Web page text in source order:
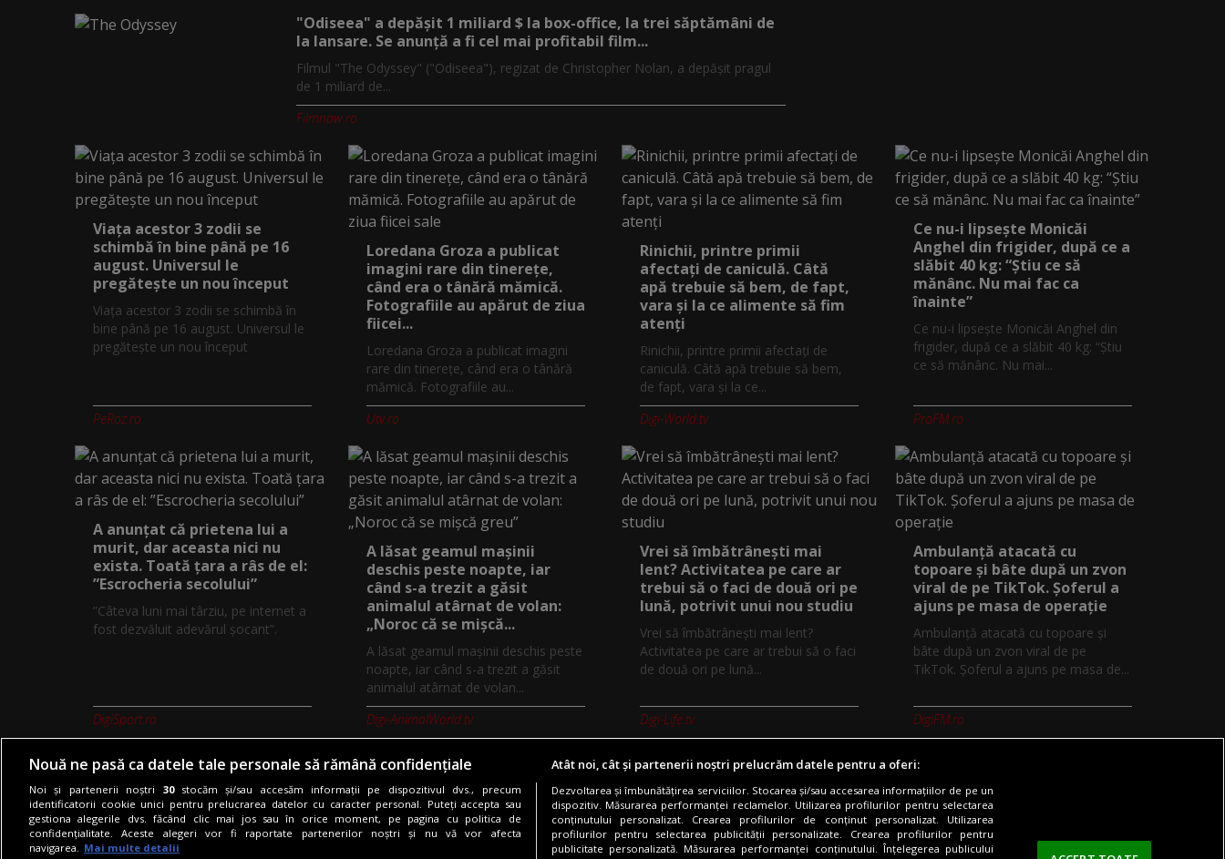
"Odiseea" a depășit 1 miliard $ la box-office, la trei săptămâni de
la lansare. Se anunță a fi cel mai profitabil film...
Filmul "The Odyssey" ("Odiseea"), regizat de Christopher Nolan, a depăşit pragul
de 1 miliard de...
Filmnow.ro
Viața acestor 3 zodii se
schimbă în bine până pe 16
august. Universul le
pregătește un nou început
Viața acestor 3 zodii se schimbă în
bine până pe 16 august. Universul le
pregătește un nou început
PeRoz.ro
Loredana Groza a publicat
imagini rare din tinerețe,
când era o tânără mămică.
Fotografiile au apărut de ziua
fiicei...
Loredana Groza a publicat imagini
rare din tinerețe, când era o tânără
mămică. Fotografiile au...
Utv.ro
Rinichii, printre primii
afectați de caniculă. Câtă
apă trebuie să bem, de fapt,
vara și la ce alimente să fim
atenți
Rinichii, printre primii afectați de
caniculă. Câtă apă trebuie să bem,
de fapt, vara și la ce...
Digi-World.tv
Ce nu-i lipsește Monicăi
Anghel din frigider, după ce a
slăbit 40 kg: “Știu ce să
mănânc. Nu mai fac ca
înainte”
Ce nu-i lipsește Monicăi Anghel din
frigider, după ce a slăbit 40 kg: “Știu
ce să mănânc. Nu mai...
ProFM.ro
A anunțat că prietena lui a
murit, dar aceasta nici nu
exista. Toată țara a râs de el:
”Escrocheria secolului”
”Câteva luni mai târziu, pe internet a
fost dezvăluit adevărul șocant”.
DigiSport.ro
A lăsat geamul mașinii
deschis peste noapte, iar
când s-a trezit a găsit
animalul atârnat de volan:
„Noroc că se mișcă...
A lăsat geamul mașinii deschis peste
noapte, iar când s-a trezit a găsit
animalul atârnat de volan...
Digi-AnimalWorld.tv
Vrei să îmbătrânești mai
lent? Activitatea pe care ar
trebui să o faci de două ori pe
lună, potrivit unui nou studiu
Vrei să îmbătrânești mai lent?
Activitatea pe care ar trebui să o faci
de două ori pe lună...
Digi-Life.tv
Ambulanță atacată cu
topoare și bâte după un zvon
viral de pe TikTok. Șoferul a
ajuns pe masa de operație
Ambulanță atacată cu topoare și
bâte după un zvon viral de pe
TikTok. Șoferul a ajuns pe masa de...
DigiFM.ro
Copyright © 2026 / DIGI ROMANIA S.A.
Termeni si conditii Politica de confidentialitate Gestionați preferințele Comunicate de presă Abonare Digi TV Contact/Info Codul etic
Nouă ne pasă ca datele tale personale să rămână confidențiale
Noi și partenerii noștri 30stocăm și/sau accesăm informații pe dispozitivul dvs., precum
identificatorii cookie unici pentru prelucrarea datelor cu caracter personal. Puteți accepta sau
gestiona alegerile dvs. făcând clic mai jos sau în orice moment, pe pagina cu politica de
confidențialitate. Aceste alegeri vor fi raportate partenerilor noștri și nu vă vor afecta
navigarea. Mai multe detalii
Atât noi, cât și partenerii noștri prelucrăm datele pentru a oferi:
Dezvoltarea și îmbunătățirea serviciilor. Stocarea și/sau accesarea informațiilor de pe un
dispozitiv. Măsurarea performanței reclamelor. Utilizarea profilurilor pentru selectarea
conținutului personalizat. Crearea profilurilor de conținut personalizat. Utilizarea
profilurilor pentru selectarea publicității personalizate. Crearea profilurilor pentru
publicitate personalizată. Măsurarea performanței conținutului. Înțelegerea publicului